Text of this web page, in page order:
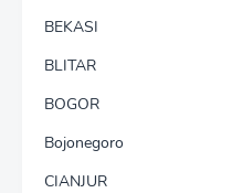
BEKASI
BLITAR
BOGOR
Bojonegoro
CIANJUR